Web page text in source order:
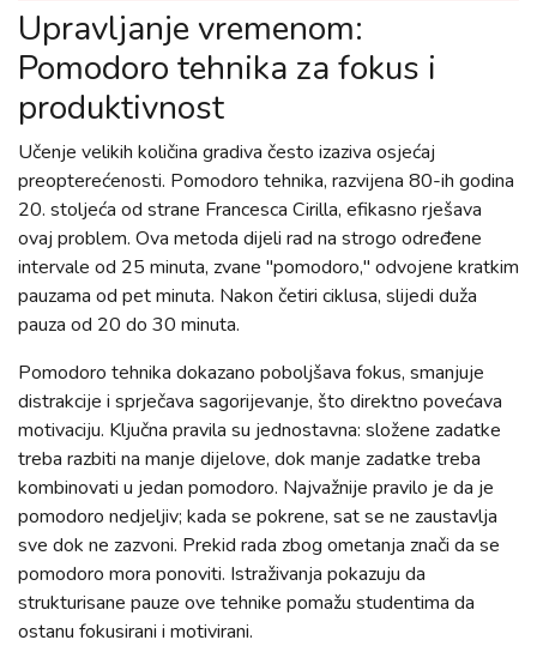
Upravljanje vremenom:
Pomodoro tehnika za fokus i
produktivnost
Učenje velikih količina gradiva često izaziva osjećaj
preopterećenosti. Pomodoro tehnika, razvijena 80-ih godina
20. stoljeća od strane Francesca Cirilla, efikasno rješava
ovaj problem. Ova metoda dijeli rad na strogo određene
intervale od 25 minuta, zvane "pomodoro," odvojene kratkim
pauzama od pet minuta. Nakon četiri ciklusa, slijedi duža
pauza od 20 do 30 minuta.
Pomodoro tehnika dokazano poboljšava fokus, smanjuje
distrakcije i sprječava sagorijevanje, što direktno povećava
motivaciju. Ključna pravila su jednostavna: složene zadatke
treba razbiti na manje dijelove, dok manje zadatke treba
kombinovati u jedan pomodoro. Najvažnije pravilo je da je
pomodoro nedjeljiv; kada se pokrene, sat se ne zaustavlja
sve dok ne zazvoni. Prekid rada zbog ometanja znači da se
pomodoro mora ponoviti. Istraživanja pokazuju da
strukturisane pauze ove tehnike pomažu studentima da
ostanu fokusirani i motivirani.